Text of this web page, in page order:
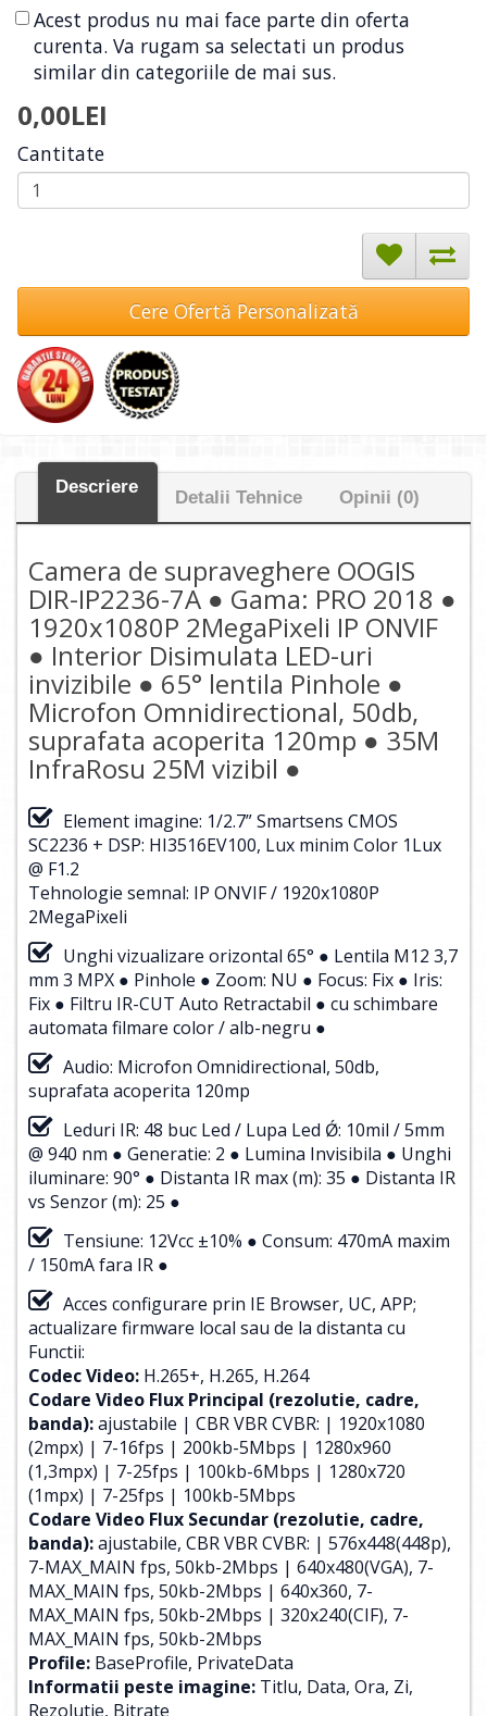
Acest produs nu mai face parte din oferta
curenta. Va rugam sa selectati un produs
similar din categoriile de mai sus.
0,00LEI
Cantitate
Cere Ofertă Personalizată
Descriere
Detalii Tehnice Opinii (0)
Camera de supraveghere OOGIS
DIR-IP2236-7A ● Gama: PRO 2018 ●
1920x1080P 2MegaPixeli IP ONVIF
● Interior Disimulata LED-uri
invizibile ● 65° lentila Pinhole ●
Microfon Omnidirectional, 50db,
suprafata acoperita 120mp ● 35M
InfraRosu 25M vizibil ●
Element imagine: 1/2.7” Smartsens CMOS
SC2236 + DSP: HI3516EV100, Lux minim Color 1Lux
@ F1.2
Tehnologie semnal: IP ONVIF / 1920x1080P
2MegaPixeli
Unghi vizualizare orizontal 65° ● Lentila M12 3,7
mm 3 MPX ● Pinhole ● Zoom: NU ● Focus: Fix ● Iris:
Fix ● Filtru IR-CUT Auto Retractabil ● cu schimbare
automata filmare color / alb-negru ●
Audio: Microfon Omnidirectional, 50db,
suprafata acoperita 120mp
Leduri IR: 48 buc Led / Lupa Led Ǿ: 10mil / 5mm
@ 940 nm ● Generatie: 2 ● Lumina Invisibila ● Unghi
iluminare: 90° ● Distanta IR max (m): 35 ● Distanta IR
vs Senzor (m): 25 ●
Tensiune: 12Vcc ±10% ● Consum: 470mA maxim
/ 150mA fara IR ●
Acces configurare prin IE Browser, UC, APP;
actualizare firmware local sau de la distanta cu
Functii:
Codec Video: H.265+, H.265, H.264
Codare Video Flux Principal (rezolutie, cadre,
banda):ajustabile | CBR VBR CVBR: | 1920x1080
(2mpx) | 7-16fps | 200kb-5Mbps | 1280x960
(1,3mpx) | 7-25fps | 100kb-6Mbps | 1280x720
(1mpx) | 7-25fps | 100kb-5Mbps
Codare Video Flux Secundar (rezolutie, cadre,
banda):ajustabile, CBR VBR CVBR: | 576x448(448p),
7-MAX_MAIN fps, 50kb-2Mbps | 640x480(VGA), 7-
MAX_MAIN fps, 50kb-2Mbps | 640x360, 7-
MAX_MAIN fps, 50kb-2Mbps | 320x240(CIF), 7-
MAX_MAIN fps, 50kb-2Mbps
Profile: BaseProfile, PrivateData
Informatii peste imagine: Titlu, Data, Ora, Zi,
Rezolutie, Bitrate